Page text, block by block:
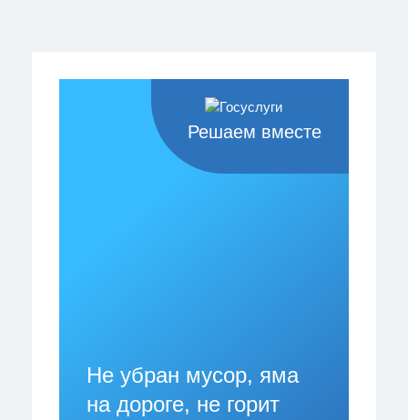
Решаем вместе
Не убран мусор, яма
на дороге, не горит